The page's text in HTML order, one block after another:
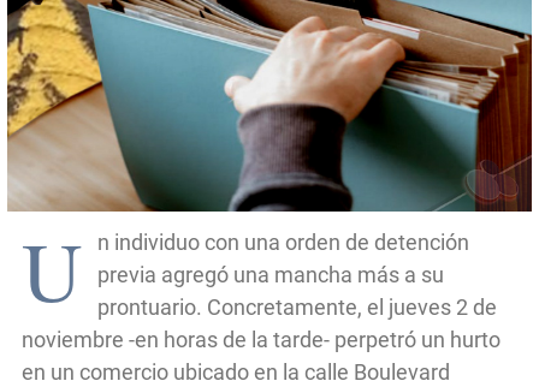
U
n individuo con una orden de detención
previa agregó una mancha más a su
prontuario. Concretamente, el jueves 2 de
noviembre -en horas de la tarde- perpetró un hurto
en un comercio ubicado en la calle Boulevard